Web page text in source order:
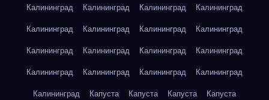
Калининград
Калининград Калининград
Калининград
Калининград
Калининград Калининград
Калининград
Калининград
Калининград Калининград
Калининград
Калининград
Калининград Калининград
Калининград
Калининград
Капуста Капуста Капуста
Капуста